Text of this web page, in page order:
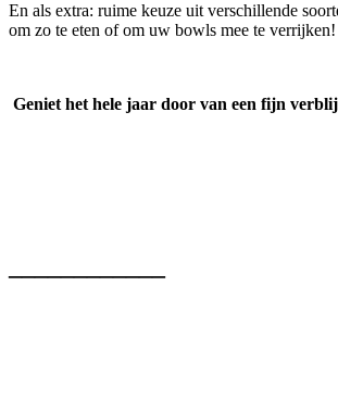
En als extra: ruime keuze uit verschillende
om zo te eten of om uw bowls mee te verrijken!
Geniet het hele jaar door van een fijn